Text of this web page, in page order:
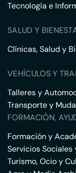
Tecnología e
SALUD Y
Clínicas, Salud y
VEHÍCULOS Y
Talleres y
Transporte y
FORMACIÓN,
Formación y
Servicios
Turismo, Ocio y